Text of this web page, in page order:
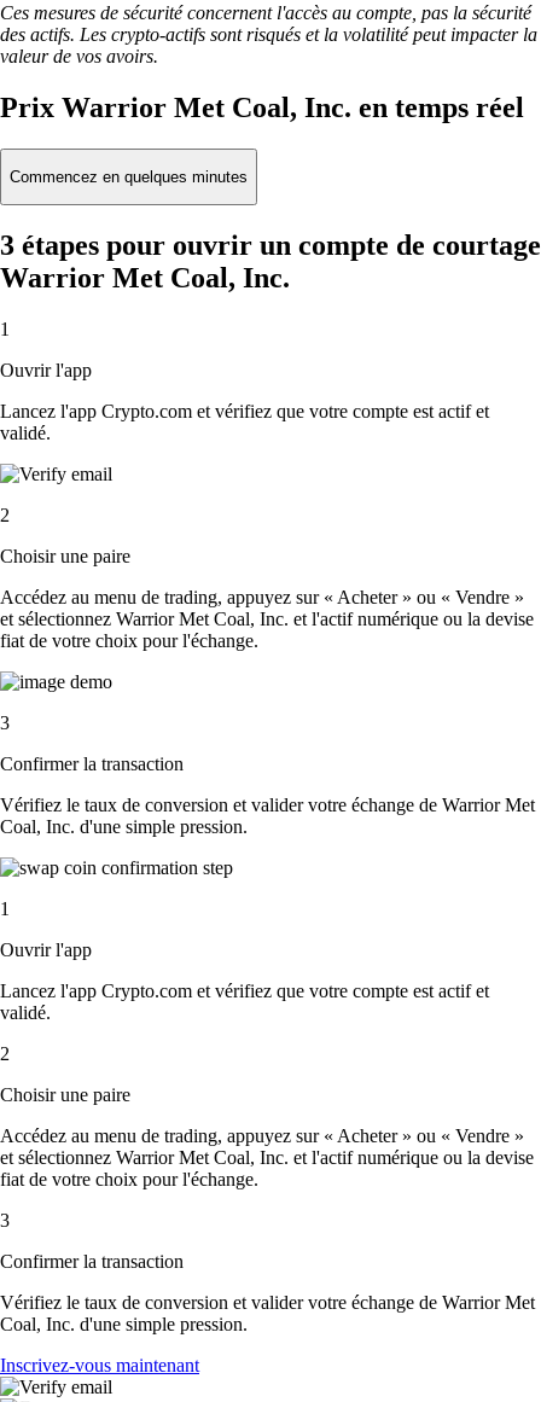
Ces mesures de sécurité concernent l'accès au compte, pas la sécurité
des actifs. Les crypto-actifs sont risqués et la volatilité peut impacter la
valeur de vos avoirs.
Prix Warrior Met Coal, Inc. en temps réel
Commencez en quelques minutes
3 étapes pour ouvrir un compte de courtage
Warrior Met Coal, Inc.
1
Ouvrir l'app
Lancez l'app Crypto.com et vérifiez que votre compte est actif et
validé.
2
Choisir une paire
Accédez au menu de trading, appuyez sur « Acheter » ou « Vendre »
et sélectionnez Warrior Met Coal, Inc. et l'actif numérique ou la devise
fiat de votre choix pour l'échange.
3
Confirmer la transaction
Vérifiez le taux de conversion et valider votre échange de Warrior Met
Coal, Inc. d'une simple pression.
1
Ouvrir l'app
Lancez l'app Crypto.com et vérifiez que votre compte est actif et
validé.
2
Choisir une paire
Accédez au menu de trading, appuyez sur « Acheter » ou « Vendre »
et sélectionnez Warrior Met Coal, Inc. et l'actif numérique ou la devise
fiat de votre choix pour l'échange.
3
Confirmer la transaction
Vérifiez le taux de conversion et valider votre échange de Warrior Met
Coal, Inc. d'une simple pression.
Inscrivez-vous maintenant